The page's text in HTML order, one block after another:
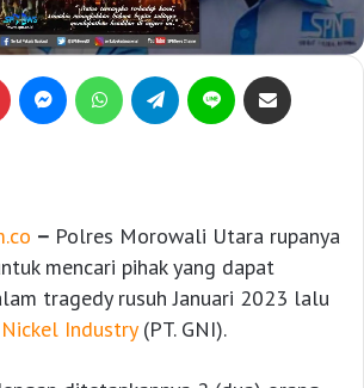
– Polres Morowali Utara rupanya
mencari pihak yang dapat
tragedy rusuh Januari 2023 lalu
Nickel Industry(PT. GNI).